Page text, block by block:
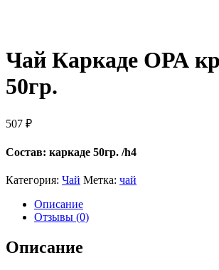
Чай Каркаде ОРА
50гр.
507 ₽
Состав: каркаде 50гр. /h4
Категория: Чай Метка: чай
Описание
Отзывы (0)
Описание